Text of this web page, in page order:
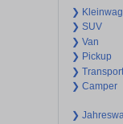
❯
❯ SUV
❯ Van
❯ Pickup
❯
❯ Camper
❯